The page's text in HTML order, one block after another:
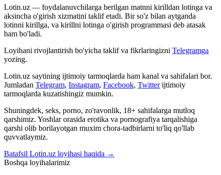
Lotin.uz — foydalanuvchilarga berilgan matnni kirilldan lotinga va
aksincha o'girish xizmatini taklif etadi. Bir so'z bilan aytganda
lotinni kirillga, va kirillni lotinga o'girish programmasi deb atasak
ham bo'ladi.
Loyihani rivojlantirish bo'yicha taklif va fikrlaringizni Telegramga
yozing.
Lotin.uz saytining ijtimoiy tarmoqlarda ham kanal va sahifalari bor.
Jumladan Telegram, Instagram, Facebook, Twitter ijtimoiy
tarmoqlarda kuzatishingiz mumkin.
Shuningdek, seks, porno, zo'ravonlik, 18+ sahifalarga mutloq
qarshimiz. Yoshlar orasida erotika va pornografiya tarqalishiga
qarshi olib borilayotgan muxim chora-tadbirlarni to'liq qo'llab
quvvatlaymiz.
Batafsil Lotin.uz loyihasi haqida →
Boshqa loyihalarimiz